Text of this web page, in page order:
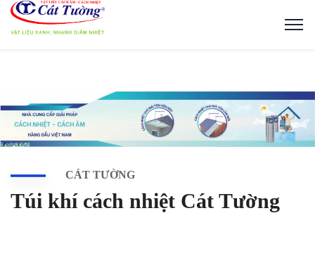
CÁT TƯỜNG
Túi khí cách nhiệt Cát Tường